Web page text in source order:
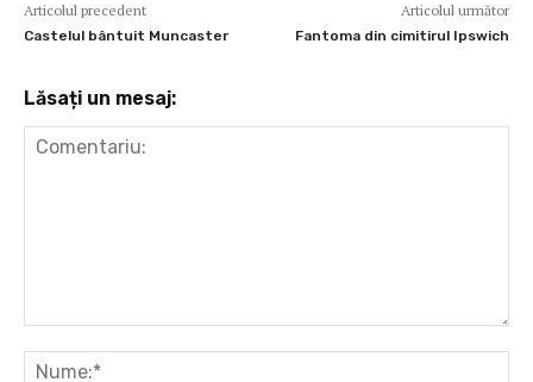
Articolul precedent
Castelul bântuit Muncaster
Articolul următor
Fantoma din cimitirul Ipswich
Lăsați un mesaj: